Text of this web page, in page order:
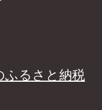
ふるさと納税